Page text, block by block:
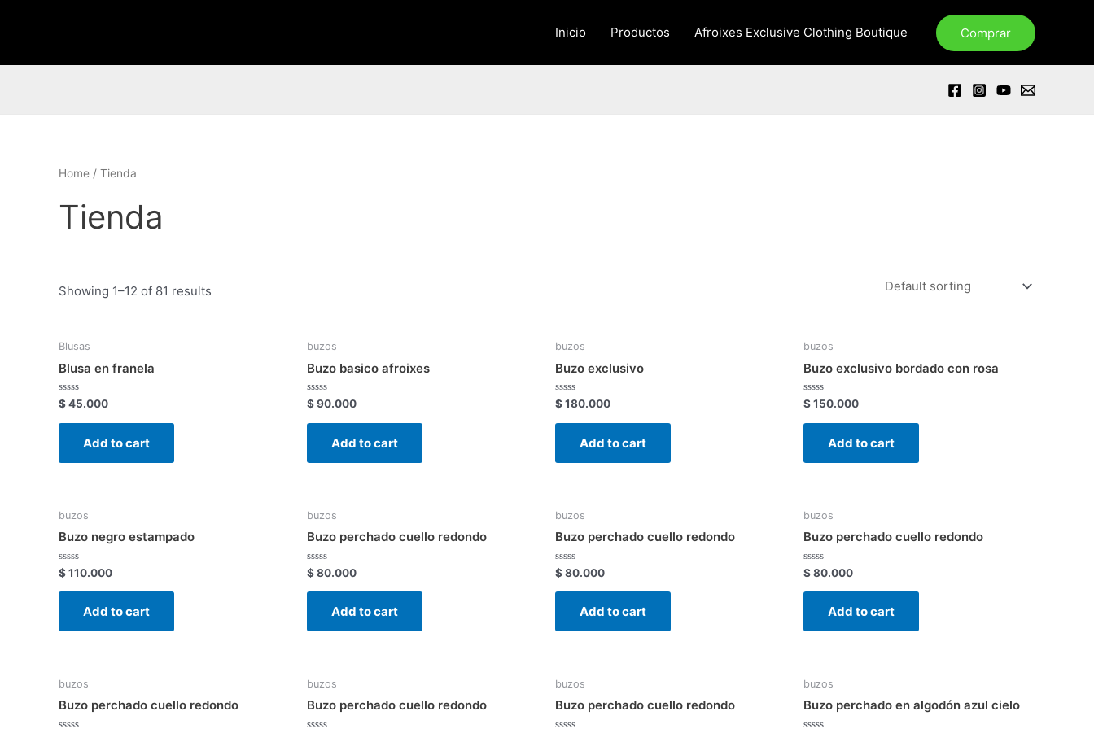
Inicio Productos Afroixes Exclusive Clothing Boutique Comprar
Home / Tienda
Tienda
Showing 1–12 of 81 results
Blusas
Blusa en franela
Rated
0
out
$45.000
Add to cart
buzos
Buzo basico afroixes
Rated
0
out
$90.000
Add to cart
buzos
Buzo exclusivo
Rated
0
out
$180.000
Add to cart
buzos
Buzo exclusivo bordado con rosa
Rated
0
out
$150.000
Add to cart
buzos
Buzo negro estampado
Rated
0
out
$110.000
Add to cart
buzos
Buzo perchado cuello redondo
Rated
0
out
$80.000
Add to cart
buzos
Buzo perchado cuello redondo
Rated
0
out
$80.000
Add to cart
buzos
Buzo perchado cuello redondo
Rated
0
out
$80.000
Add to cart
buzos
Buzo perchado cuello redondo
buzos
Buzo perchado cuello redondo
buzos
Buzo perchado cuello redondo
buzos
Buzo perchado en algodón azul cielo